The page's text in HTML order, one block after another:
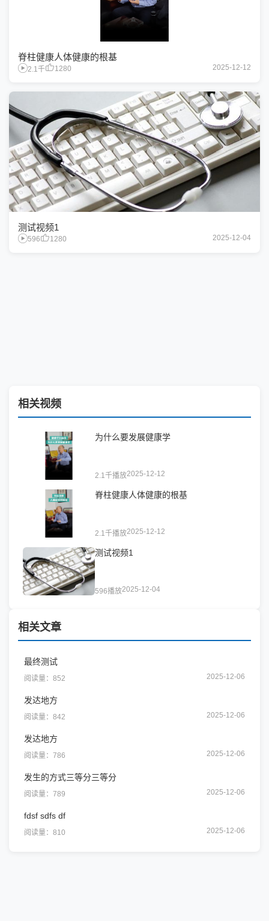
脊柱健康人体健康的根基
2.1千 1280 2025-12-12
测试视频1
596 1280 2025-12-04
相关视频
为什么要发展健康学
2.1千播放2025-12-12
脊柱健康人体健康的根基
2.1千播放2025-12-12
测试视频1
596播放2025-12-04
相关文章
最终测试
阅读量：852 2025-12-06
发达地方
阅读量：842 2025-12-06
发达地方
阅读量：786 2025-12-06
发生的方式三等分三等分
阅读量：789 2025-12-06
fdsf sdfs df
阅读量：810 2025-12-06